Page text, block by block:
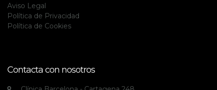
Aviso Legal
Política de Privacidad
Política de Cookies
Contacta con nosotros